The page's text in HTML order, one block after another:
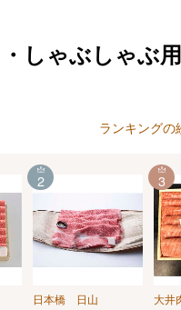
しゃぶしゃぶ用
ランキングの
日本橋 日山
2
大井
3